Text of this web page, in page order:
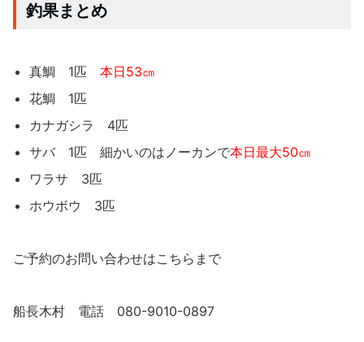
釣果まとめ
真鯛 1匹 本日53㎝
花鯛 1匹
カナガシラ 4匹
サバ 1匹 細かいのはノーカンで本日最大50㎝
ワラサ 3匹
ホウボウ 3匹
ご予約のお問い合わせはこちらまで
船長木村 電話 080-9010-0897